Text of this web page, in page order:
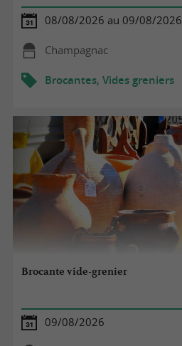
08/08/2026 au 09/08/2026
Champagnac
Brocantes, Vides greniers
Brocante vide-grenier
09/08/2026